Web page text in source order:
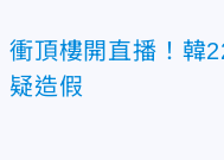
衝頂樓開直播！韓
疑造假